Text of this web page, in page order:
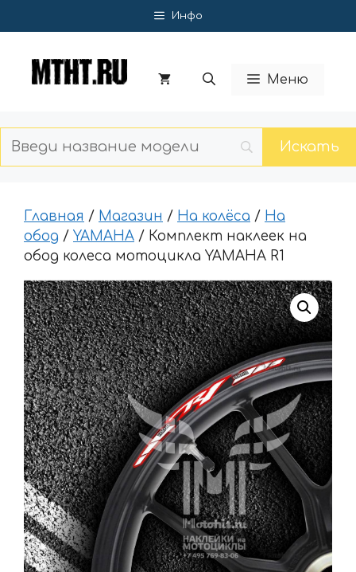
к
Инфо
Меню
Главная / Магазин / На колёса / На
обод / YAMAHA / Комплект наклеек на
обод колеса мотоцикла YAMAHA R1